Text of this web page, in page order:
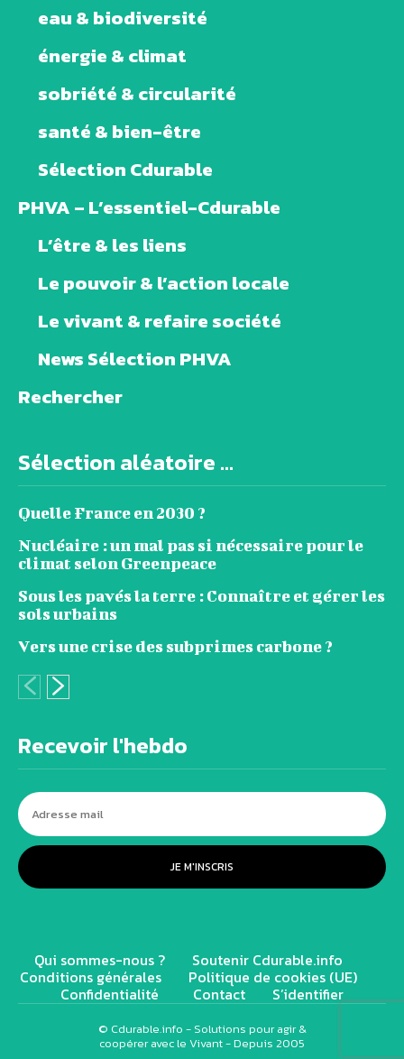
eau & biodiversité
énergie & climat
sobriété & circularité
santé & bien-être
Sélection Cdurable
PHVA – L’essentiel-Cdurable
L’être & les liens
Le pouvoir & l’action locale
Le vivant & refaire société
News Sélection PHVA
Rechercher
Sélection aléatoire ...
Quelle France en 2030 ?
Nucléaire : un mal pas si nécessaire pour le
climat selon Greenpeace
Sous les pavés la terre : Connaître et gérer les
sols urbains
Vers une crise des subprimes carbone ?
Recevoir l'hebdo
JE M'INSCRIS
Qui sommes-nous ? Soutenir Cdurable.info
Conditions générales Politique de cookies (UE)
Confidentialité Contact S’identifier
© Cdurable.info - Solutions pour agir &
coopérer avec le Vivant - Depuis 2005